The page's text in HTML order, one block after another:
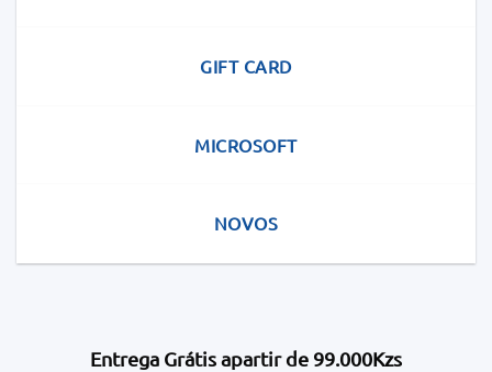
GIFT CARD
MICROSOFT
NOVOS
Entrega Grátis apartir de 99.000Kzs